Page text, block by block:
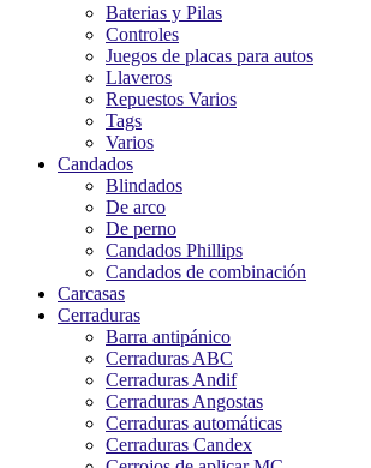
Baterias y Pilas
Controles
Juegos de placas para autos
Llaveros
Repuestos Varios
Tags
Varios
Candados
Blindados
De arco
De perno
Candados Phillips
Candados de combinación
Carcasas
Cerraduras
Barra antipánico
Cerraduras ABC
Cerraduras Andif
Cerraduras Angostas
Cerraduras automáticas
Cerraduras Candex